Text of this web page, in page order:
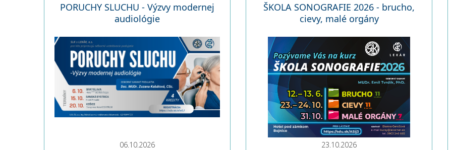
PORUCHY SLUCHU - Výzvy modernej
audiológie
06.10.2026
ŠKOLA SONOGRAFIE 2026 - brucho,
cievy, malé orgány
23.10.2026